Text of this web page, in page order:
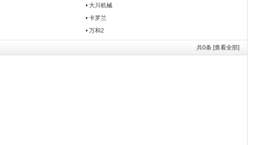
• 大川机械
• 卡罗兰
• 万和2
共0条 [查看全部]